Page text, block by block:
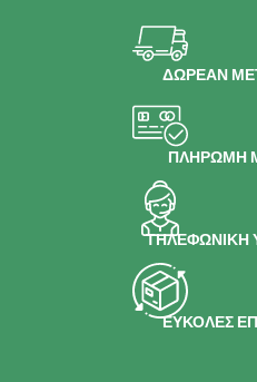
ΔΩΡΕΑΝ
ΠΛΗΡΩΜΗ
ΤΗΛΕΦΩΝΙΚΗ
ΕΥΚΟΛΕΣ